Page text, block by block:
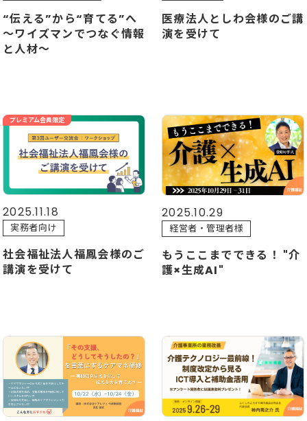
“伝える”から“育てる”へ
～ワイズマンでつなぐ情報
と人材～
医療法人としわ会様のご講
演を受けて
プレミアム会員限定
2025.11.18
実務者向け
社会福祉法人福鳳会様のご
講演を受けて
2025.10.29
経営者・管理者様
もうここまでできる！ "介
護×生成AI"